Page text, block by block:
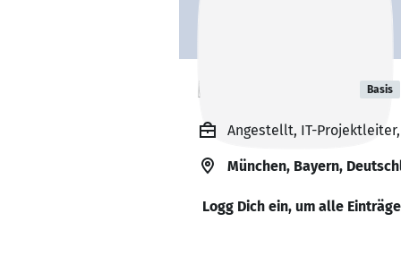
Henry Marten Basis
Angestellt, IT-
München, Bayern,
Logg Dich ein, um alle